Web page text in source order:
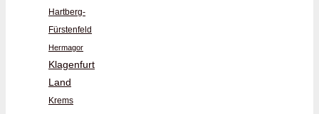
Hartberg-
Fürstenfeld
Hermagor
Klagenfurt
Land
Krems